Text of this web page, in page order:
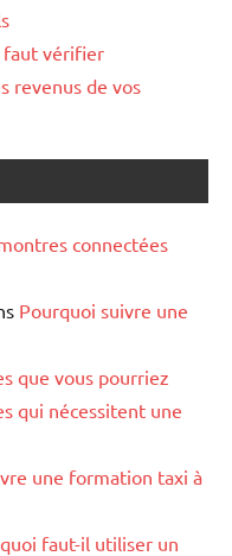
faut vérifier
revenus de vos
connectées
Pourquoi suivre une
que vous pourriez
qui nécessitent une
une formation taxi à
faut-il utiliser un